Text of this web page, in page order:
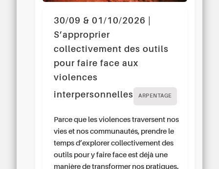
30/09 & 01/10/2026 |
S’approprier
collectivement des outils
pour faire face aux
violences
interpersonnelles
ARPENTAGE
Parce que les violences traversent nos
vies et nos communautés, prendre le
temps d’explorer collectivement des
outils pour y faire face est déjà une
manière de transformer nos pratiques.